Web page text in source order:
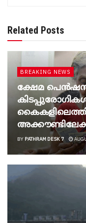
Related Posts
BREAKING NEWS
ക്ഷേമ പെൻഷൻ
BY PATHRAM DESK 7